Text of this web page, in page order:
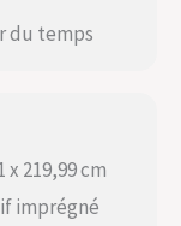
du temps
x 219,99 cm
imprégné